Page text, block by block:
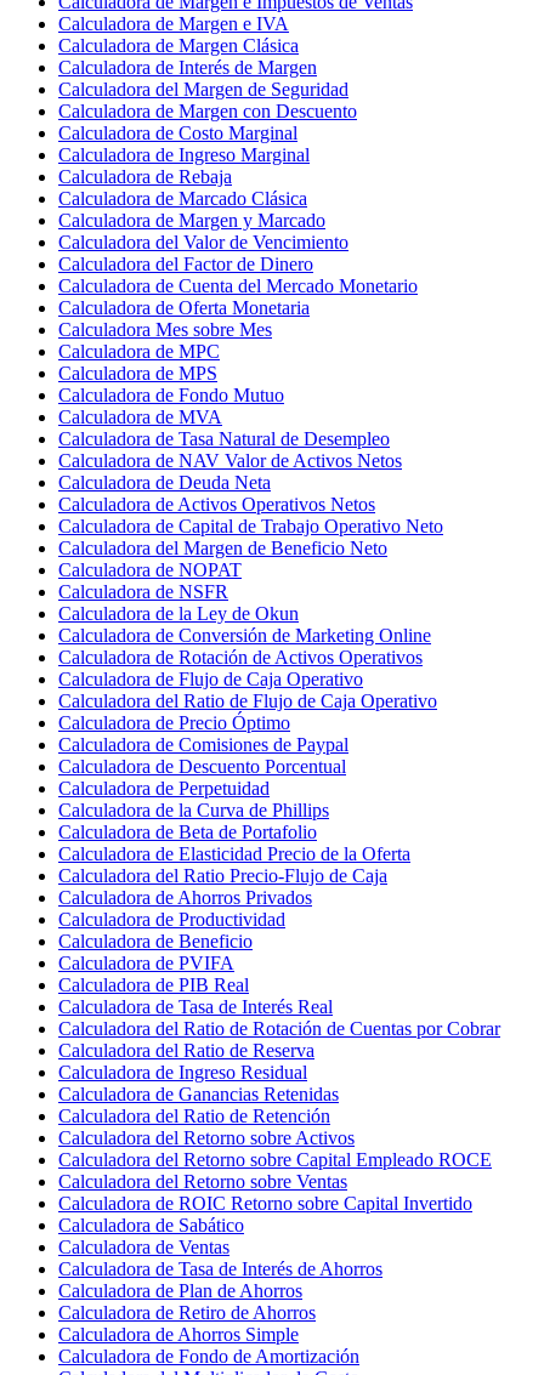
Calculadora de Margen e IVA
Calculadora de Margen Clásica
Calculadora de Interés de Margen
Calculadora del Margen de Seguridad
Calculadora de Margen con Descuento
Calculadora de Costo Marginal
Calculadora de Ingreso Marginal
Calculadora de Rebaja
Calculadora de Marcado Clásica
Calculadora de Margen y Marcado
Calculadora del Valor de Vencimiento
Calculadora del Factor de Dinero
Calculadora de Cuenta del Mercado Monetario
Calculadora de Oferta Monetaria
Calculadora Mes sobre Mes
Calculadora de MPC
Calculadora de MPS
Calculadora de Fondo Mutuo
Calculadora de MVA
Calculadora de Tasa Natural de Desempleo
Calculadora de NAV Valor de Activos Netos
Calculadora de Deuda Neta
Calculadora de Activos Operativos Netos
Calculadora de Capital de Trabajo Operativo Neto
Calculadora del Margen de Beneficio Neto
Calculadora de NOPAT
Calculadora de NSFR
Calculadora de la Ley de Okun
Calculadora de Conversión de Marketing Online
Calculadora de Rotación de Activos Operativos
Calculadora de Flujo de Caja Operativo
Calculadora del Ratio de Flujo de Caja Operativo
Calculadora de Precio Óptimo
Calculadora de Comisiones de Paypal
Calculadora de Descuento Porcentual
Calculadora de Perpetuidad
Calculadora de la Curva de Phillips
Calculadora de Beta de Portafolio
Calculadora de Elasticidad Precio de la Oferta
Calculadora del Ratio Precio-Flujo de Caja
Calculadora de Ahorros Privados
Calculadora de Productividad
Calculadora de Beneficio
Calculadora de PVIFA
Calculadora de PIB Real
Calculadora de Tasa de Interés Real
Calculadora del Ratio de Rotación de Cuentas por Cobrar
Calculadora del Ratio de Reserva
Calculadora de Ingreso Residual
Calculadora de Ganancias Retenidas
Calculadora del Ratio de Retención
Calculadora del Retorno sobre Activos
Calculadora del Retorno sobre Capital Empleado ROCE
Calculadora del Retorno sobre Ventas
Calculadora de ROIC Retorno sobre Capital Invertido
Calculadora de Sabático
Calculadora de Ventas
Calculadora de Tasa de Interés de Ahorros
Calculadora de Plan de Ahorros
Calculadora de Retiro de Ahorros
Calculadora de Ahorros Simple
Calculadora de Fondo de Amortización